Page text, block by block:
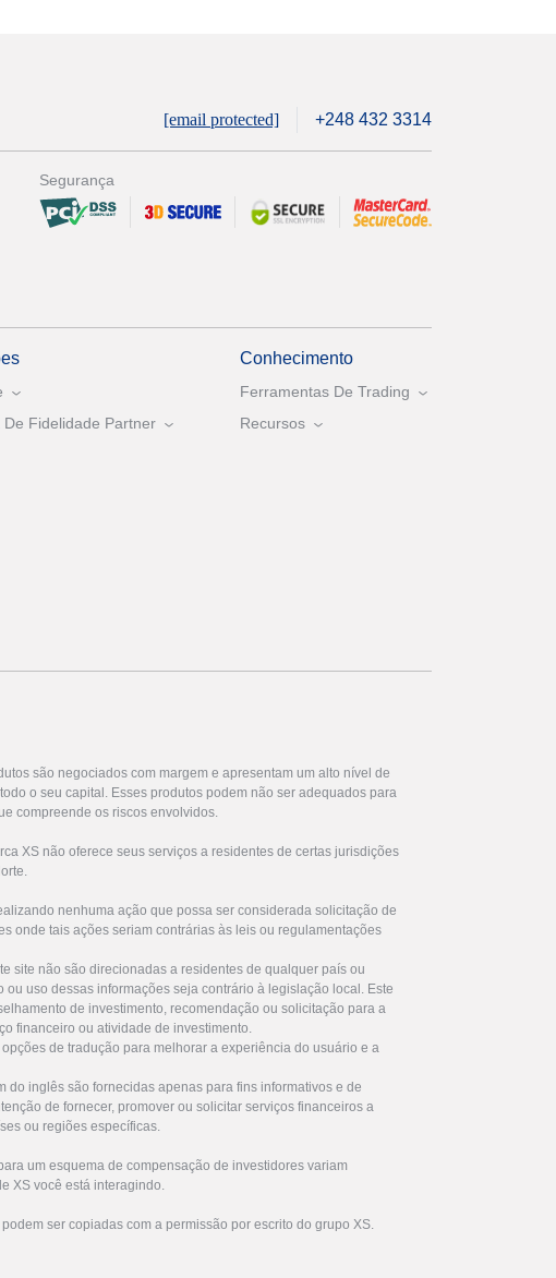
[email protected] +248 432 3314
Segurança
De Fidelidade Partner
Conhecimento
Ferramentas De Trading
Recursos
são negociados com margem e apresentam um alto nível de
o seu capital. Esses produtos podem não ser adequados para
compreende os riscos envolvidos.
XS não oferece seus serviços a residentes de certas jurisdições
nenhuma ação que possa ser considerada solicitação de
onde tais ações seriam contrárias às leis ou regulamentações
site não são direcionadas a residentes de qualquer país ou
uso dessas informações seja contrário à legislação local. Este
de investimento, recomendação ou solicitação para a
financeiro ou atividade de investimento.
de tradução para melhorar a experiência do usuário e a
do inglês são fornecidas apenas para fins informativos e de
de fornecer, promover ou solicitar serviços financeiros a
ou regiões específicas.
um esquema de compensação de investidores variam
XS você está interagindo.
ser copiadas com a permissão por escrito do grupo XS.